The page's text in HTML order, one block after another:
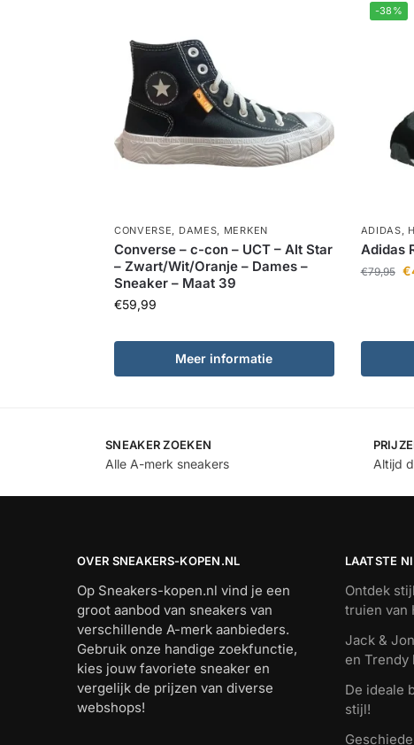
CONVERSE DAMES MERKEN
Converse – c-con – UCT – Alt Star
– Zwart/Wit/Oranje – Dames –
Sneaker – Maat 39
€59,99
Meer informatie
-38%
ADIDAS
Adidas
€79,95 €
SNEAKER ZOEKEN
Alle A-merk sneakers Altijd
OVER SNEAKERS-KOPEN.NL
Op Sneakers-kopen.nl vind je een
groot aanbod van sneakers van
verschillende A-merk aanbieders.
Gebruik onze handige zoekfunctie,
kies jouw favoriete sneaker en
vergelijk de prijzen van diverse
webshops!
LAATSTE
Ontdek
truien van
Jack &
en Trendy
De ideale
stijl!